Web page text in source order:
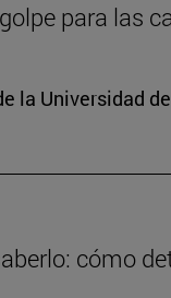
para las
la Universidad
cómo